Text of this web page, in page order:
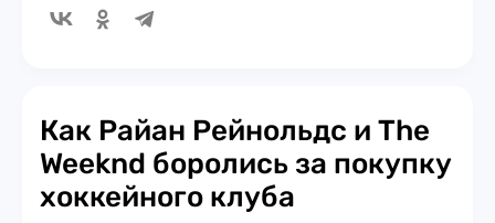
Как Райан Рейнольдс и The
Weeknd боролись за покупку
хоккейного клуба